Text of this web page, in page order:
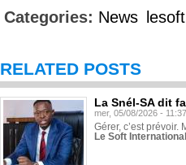
Categories: News lesoft
RELATED POSTS
La Snél-SA dit
mer, 05/08/2026 - 11:37
Gérer, c’est prévoir.
Le Soft